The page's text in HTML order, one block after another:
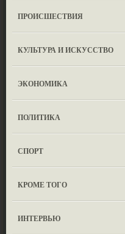
ПРОИСШЕСТВИЯ
КУЛЬТУРА И ИСКУССТВО
ЭКОНОМИКА
ПОЛИТИКА
СПОРТ
КРОМЕ ТОГО
ИНТЕРВЬЮ